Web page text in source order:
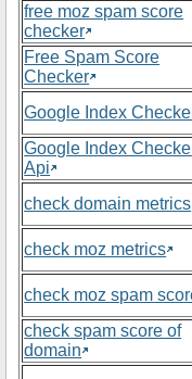
free moz spam score
checker
Free Spam Score
Checker
Google Index
Google Index
Api
check domain metrics
check moz metrics
check moz spam
check spam score of
domain